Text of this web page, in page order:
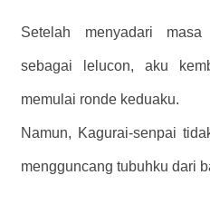
Setelah menyadari
sebagai lelucon, aku
memulai ronde keduaku.
Namun, Kagurai-senpai
mengguncang tubuhku dari